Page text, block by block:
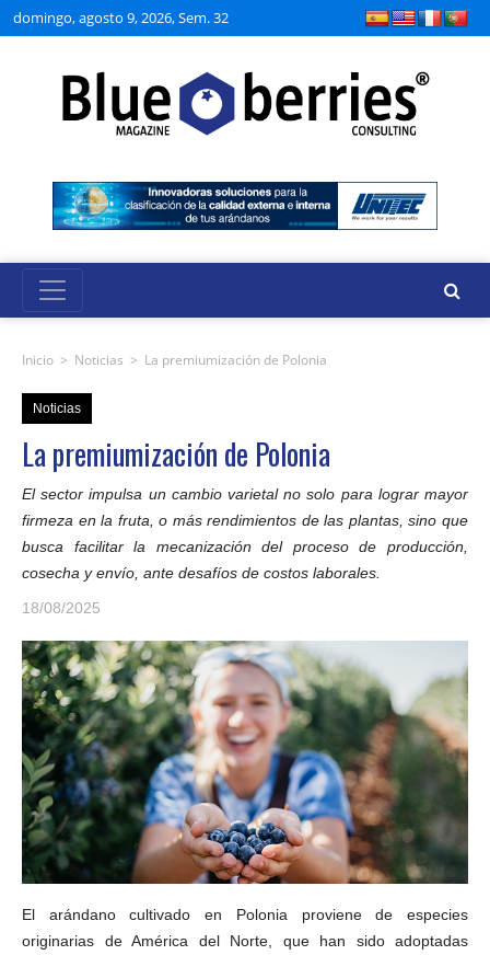
domingo, agosto 9, 2026, Sem. 32
Inicio > Noticias > La premiumización de Polonia
Noticias
La premiumización de Polonia
El sector impulsa un cambio varietal no solo para lograr mayor
firmeza en la fruta, o más rendimientos de las plantas, sino que
busca facilitar la mecanización del proceso de producción,
cosecha y envío, ante desafíos de costos laborales.
18/08/2025
El arándano cultivado en Polonia proviene de especies
originarias de América del Norte, que han sido adoptadas